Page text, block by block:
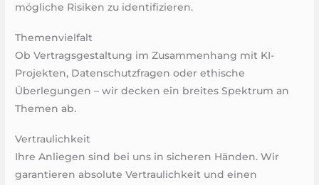
mögliche Risiken zu identifizieren.
Themenvielfalt
Ob Vertragsgestaltung im Zusammenhang mit KI-
Projekten, Datenschutzfragen oder ethische
Überlegungen – wir decken ein breites Spektrum an
Themen ab.
Vertraulichkeit
Ihre Anliegen sind bei uns in sicheren Händen. Wir
garantieren absolute Vertraulichkeit und einen